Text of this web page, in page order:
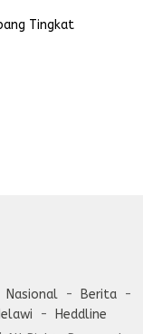
Tingkat
Nasional
Berita
Heddline